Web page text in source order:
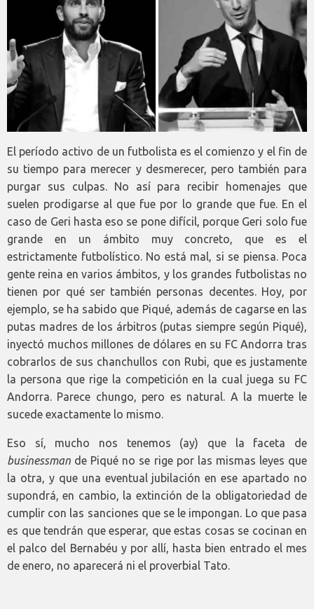
El período activo de un futbolista es el comienzo y el fin de
su tiempo para merecer y desmerecer, pero también para
purgar sus culpas. No así para recibir homenajes que
suelen prodigarse al que fue por lo grande que fue. En el
caso de Geri hasta eso se pone difícil, porque Geri solo fue
grande en un ámbito muy concreto, que es el
estrictamente futbolístico. No está mal, si se piensa. Poca
gente reina en varios ámbitos, y los grandes futbolistas no
tienen por qué ser también personas decentes. Hoy, por
ejemplo, se ha sabido que Piqué, además de cagarse en las
putas madres de los árbitros (putas siempre según Piqué),
inyectó muchos millones de dólares en su FC Andorra tras
cobrarlos de sus chanchullos con Rubi, que es justamente
la persona que rige la competición en la cual juega su FC
Andorra. Parece chungo, pero es natural. A la muerte le
sucede exactamente lo mismo.
Eso sí, mucho nos tenemos (ay) que la faceta de
businessman de Piqué no se rige por las mismas leyes que
la otra, y que una eventual jubilación en ese apartado no
supondrá, en cambio, la extinción de la obligatoriedad de
cumplir con las sanciones que se le impongan. Lo que pasa
es que tendrán que esperar, que estas cosas se cocinan en
el palco del Bernabéu y por allí, hasta bien entrado el mes
de enero, no aparecerá ni el proverbial Tato.